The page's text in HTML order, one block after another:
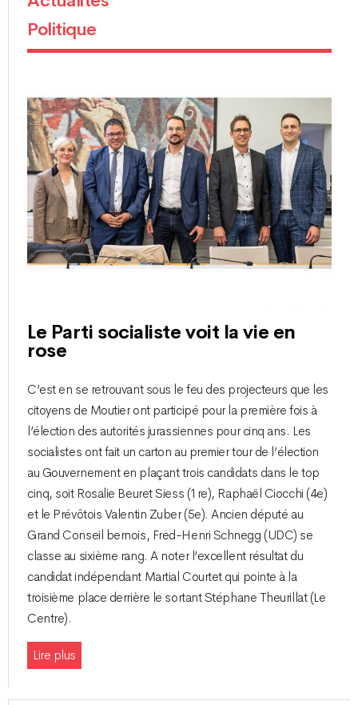
Politique
Le Parti socialiste voit la vie en
rose
C’est en se retrouvant sous le feu des projecteurs que les
citoyens de Moutier ont participé pour la première fois à
l’élection des autorités jurassiennes pour cinq ans. Les
socialistes ont fait un carton au premier tour de l’élection
au Gouvernement en plaçant trois candidats dans le top
cinq, soit Rosalie Beuret Siess (1re), Raphaël Ciocchi (4e)
et le Prévôtois Valentin Zuber (5e). Ancien député au
Grand Conseil bernois, Fred-Henri Schnegg (UDC) se
classe au sixième rang. A noter l’excellent résultat du
candidat indépendant Martial Courtet qui pointe à la
troisième place derrière le sortant Stéphane Theurillat (Le
Centre).
Lire plus